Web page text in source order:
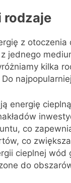
rodzaje
z
jednego
kilka
energię
co
co
cieplnej wód
do